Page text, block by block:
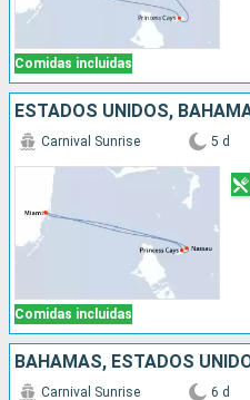
Comidas incluidas
ESTADOS UNIDOS,
Comidas incluidas
Carnival Sunrise 5 d
BAHAMAS, ESTADOS
Carnival Sunrise 6 d